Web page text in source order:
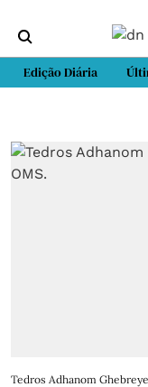
Edição Diária
Tedros Adhanom